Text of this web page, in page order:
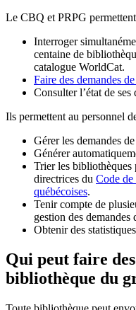
Le CBQ et PRPG
Interroger
centaine de
catalogue WorldCat.
Faire des demandes
Consulter l’état de ses
Ils permettent au personnel
Gérer les demandes
Générer
Trier les bibliothèques
directrices du Code de
québécoises.
Tenir compte de
gestion des demandes
Obtenir des
Qui peut faire
bibliothèque du